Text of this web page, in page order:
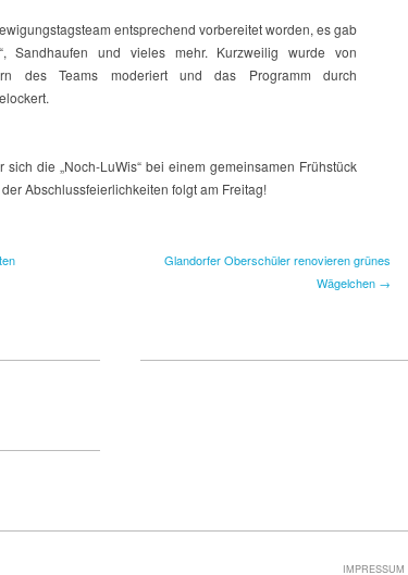
entsprechend vorbereitet worden, es gab
Sandhaufen und vieles mehr. Kurzweilig wurde von
des Teams moderiert und das Programm durch
die „Noch-LuWis“ bei einem gemeinsamen Frühstück
Abschlussfeierlichkeiten folgt am Freitag!
Glandorfer Oberschüler renovieren grünes
Wägelchen →
IMPRESSUM